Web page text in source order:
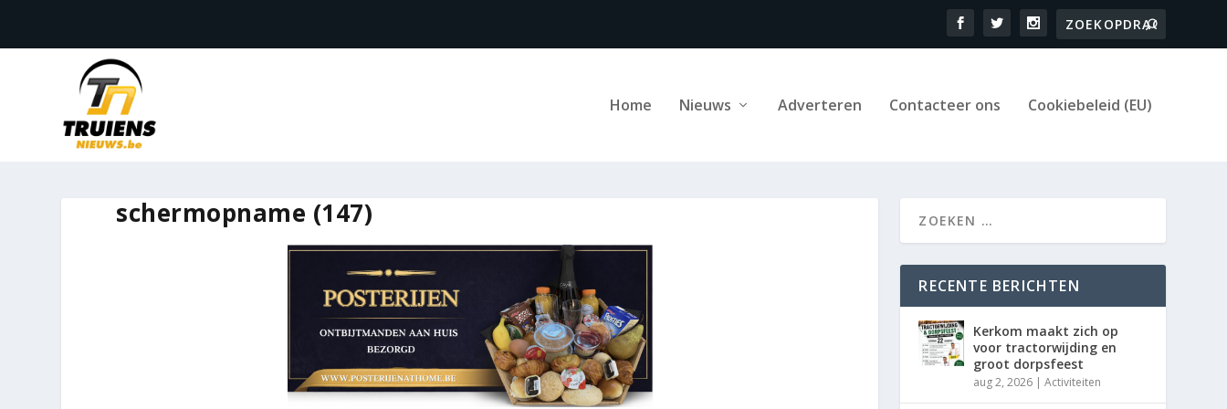
Home Nieuws Adverteren Contacteer ons Cookiebeleid (EU)
schermopname (147)
RECENTE BERICHTEN
Kerkom maakt zich op
voor tractorwijding en
groot dorpsfeest
aug 2, 2026 |Activiteiten